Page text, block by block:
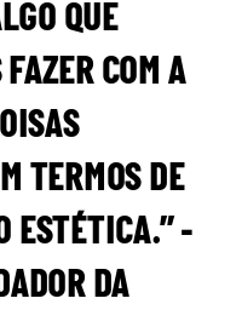
QUE
COM A
TERMOS DE
ESTÉTICA.” -
DA